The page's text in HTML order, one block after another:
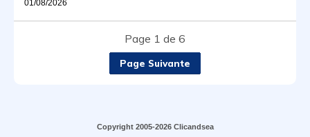
01/08/2026
Page 1 de 6
Page Suivante
Copyright 2005-2026 Clicandsea